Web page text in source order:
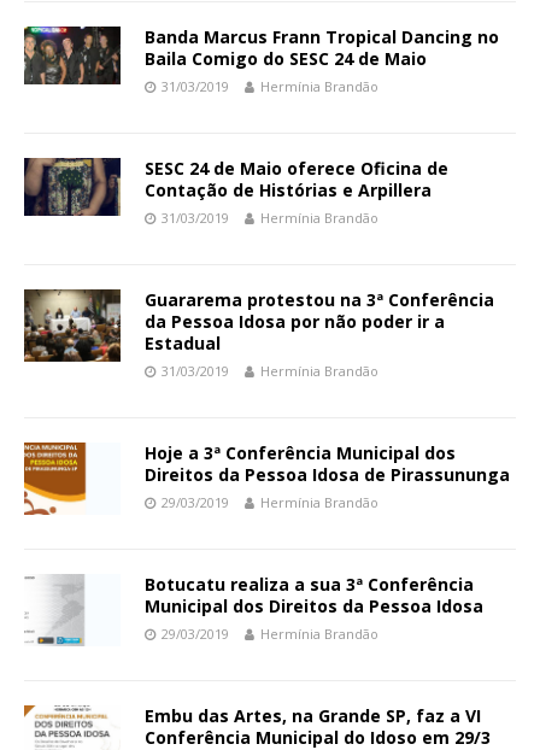
Banda Marcus Frann Tropical Dancing no
Baila Comigo do SESC 24 de Maio
31/03/2019 Hermínia Brandão
SESC 24 de Maio oferece Oficina de
Contação de Histórias e Arpillera
31/03/2019 Hermínia Brandão
Guararema protestou na 3ª Conferência
da Pessoa Idosa por não poder ir a
Estadual
31/03/2019 Hermínia Brandão
Hoje a 3ª Conferência Municipal dos
Direitos da Pessoa Idosa de Pirassununga
29/03/2019 Hermínia Brandão
Botucatu realiza a sua 3ª Conferência
Municipal dos Direitos da Pessoa Idosa
29/03/2019 Hermínia Brandão
Embu das Artes, na Grande SP, faz a VI
Conferência Municipal do Idoso em 29/3